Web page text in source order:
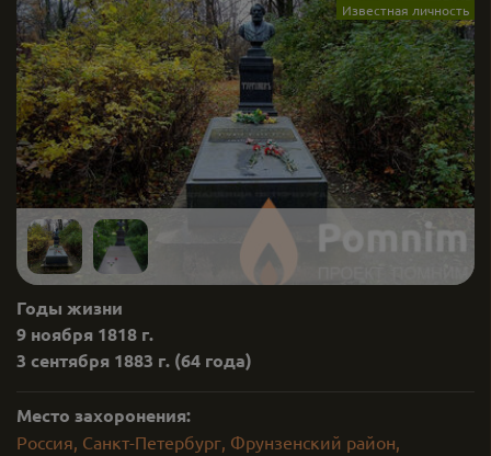
Известная личность
Годы жизни
9 ноября 1818 г.
3 сентября 1883 г. (64 года)
Место захоронения:
Россия, Санкт-Петербург, Фрунзенский район,